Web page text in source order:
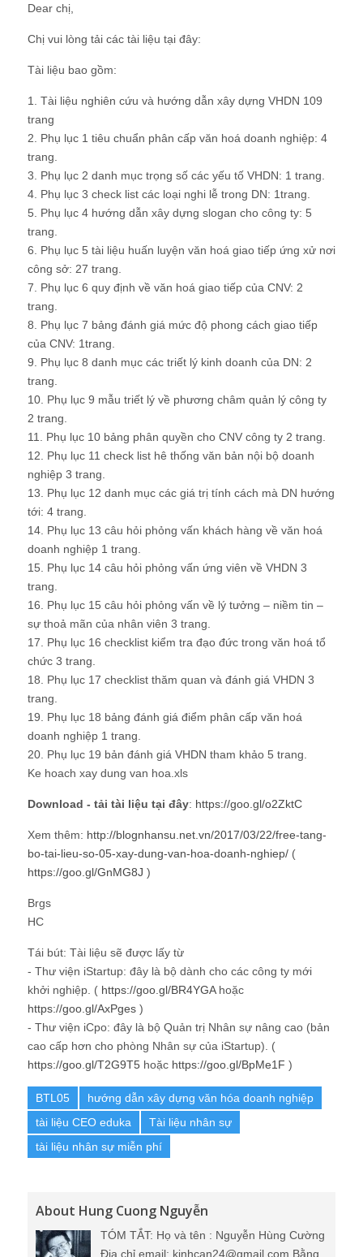
Dear chị,
Chị vui lòng tải các tài liệu tại đây:
Tài liệu bao gồm:
1. Tài liệu nghiên cứu và hướng dẫn xây dựng VHDN 109
trang
2. Phụ lục 1 tiêu chuẩn phân cấp văn hoá doanh nghiệp: 4
trang.
3. Phụ lục 2 danh mục trọng số các yếu tố VHDN: 1 trang.
4. Phụ lục 3 check list các loại nghi lễ trong DN: 1trang.
5. Phụ lục 4 hướng dẫn xây dựng slogan cho công ty: 5
trang.
6. Phụ lục 5 tài liệu huấn luyện văn hoá giao tiếp ứng xử nơi
công sở: 27 trang.
7. Phụ lục 6 quy định về văn hoá giao tiếp của CNV: 2
trang.
8. Phụ lục 7 bảng đánh giá mức độ phong cách giao tiếp
của CNV: 1trang.
9. Phụ lục 8 danh mục các triết lý kinh doanh của DN: 2
trang.
10. Phụ lục 9 mẫu triết lý về phương châm quản lý công ty
2 trang.
11. Phụ lục 10 bảng phân quyền cho CNV công ty 2 trang.
12. Phụ lục 11 check list hê thống văn bản nội bộ doanh
nghiệp 3 trang.
13. Phụ lục 12 danh mục các giá trị tính cách mà DN hướng
tới: 4 trang.
14. Phụ lục 13 câu hỏi phỏng vấn khách hàng về văn hoá
doanh nghiệp 1 trang.
15. Phụ lục 14 câu hỏi phỏng vấn ứng viên về VHDN 3
trang.
16. Phụ lục 15 câu hỏi phỏng vấn về lý tưởng – niềm tin –
sự thoả mãn của nhân viên 3 trang.
17. Phụ lục 16 checklist kiểm tra đạo đức trong văn hoá tổ
chức 3 trang.
18. Phụ lục 17 checklist thăm quan và đánh giá VHDN 3
trang.
19. Phụ lục 18 bảng đánh giá điểm phân cấp văn hoá
doanh nghiệp 1 trang.
20. Phụ lục 19 bản đánh giá VHDN tham khảo 5 trang.
Ke hoach xay dung van hoa.xls
Download - tải tài liệu tại đây: https://goo.gl/o2ZktC
Xem thêm: http://blognhansu.net.vn/2017/03/22/free-tang-
bo-tai-lieu-so-05-xay-dung-van-hoa-doanh-nghiep/ (
https://goo.gl/GnMG8J )
Brgs
HC
Tái bút: Tài liệu sẽ được lấy từ
- Thư viện iStartup: đây là bộ dành cho các công ty mới
khởi nghiệp. ( https://goo.gl/BR4YGAhoặc
https://goo.gl/AxPges )
- Thư viện iCpo: đây là bộ Quản trị Nhân sự nâng cao (bản
cao cấp hơn cho phòng Nhân sự của iStartup). (
https://goo.gl/T2G9T5 hoặc https://goo.gl/BpMe1F )
BTL05
hướng dẫn xây dựng văn hóa doanh nghiệp
tài liệu CEO eduka
Tài liệu nhân sự
tài liệu nhân sự miễn phí
About Hung Cuong Nguyễn
TÓM TẮT: Họ và tên : Nguyễn Hùng Cường
Địa chỉ email: kinhcan24@gmail.com Bằng